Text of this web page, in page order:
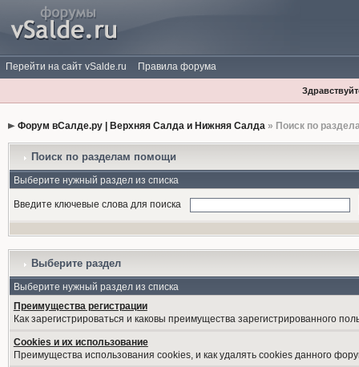
Перейти на сайт vSalde.ru Правила форума
Форум вСалде.ру | Верхняя Салда и Нижняя Салда» Поиск по
Поиск по разделам помощи
Выберите нужный раздел из списка
Введите ключевые слова для поиска
Выберите раздел
Выберите нужный раздел из списка
Преимущества регистрации
Как зарегистрироваться и каковы преимущества зарегистрированного
Cookies и их использование
Преимущества использования cookies, и как удалять cookies данного